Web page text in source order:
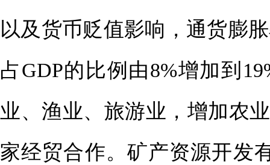
以及货币贬值影响，通货膨
占GDP的比例由8%增加到
业、渔业、旅游业，增加农
家经贸合作。矿产资源开发